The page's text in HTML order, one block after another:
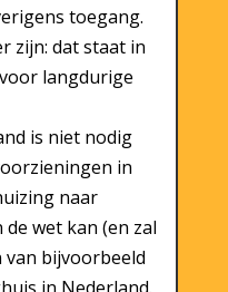
toegang.
zijn: dat staat in
langdurige
is niet nodig
in
naar
wet kan (en zal
van bijvoorbeeld